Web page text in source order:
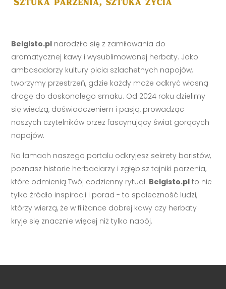
Belgisto.pl narodziło się z zamiłowania do
aromatycznej kawy i wysublimowanej herbaty. Jako
ambasadorzy kultury picia szlachetnych napojów,
tworzymy przestrzeń, gdzie każdy może odkryć własną
drogę do doskonałego smaku. Od 2024 roku dzielimy
się wiedzą, doświadczeniem i pasją, prowadząc
naszych czytelników przez fascynujący świat gorących
napojów.
Na łamach naszego portalu odkryjesz sekrety baristów,
poznasz historie herbaciarzy i zgłębisz tajniki parzenia,
które odmienią Twój codzienny rytuał. Belgisto.pl to nie
tylko źródło inspiracji i porad - to społeczność ludzi,
którzy wierzą, że w filiżance dobrej kawy czy herbaty
kryje się znacznie więcej niż tylko napój.